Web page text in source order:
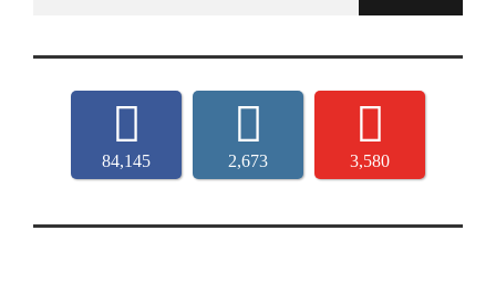
for:
84,145 2,673 3,580